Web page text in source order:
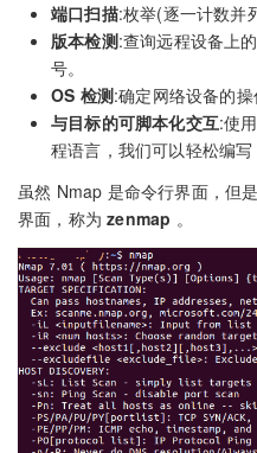
端口扫描:枚举(逐一计数并
版本检测:查询远程设备上
号。
OS 检测:确定网络设备的操
与目标的可脚本化交互:使
程语言，我们可以轻松编
虽然 Nmap 是命令行界面，但
界面，称为zenmap 。